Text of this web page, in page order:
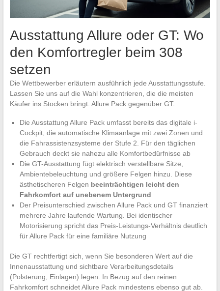
Ausstattung Allure oder GT: Wo
den Komfortregler beim 308
setzen
Die Wettbewerber erläutern ausführlich jede Ausstattungsstufe.
Lassen Sie uns auf die Wahl konzentrieren, die die meisten
Käufer ins Stocken bringt: Allure Pack gegenüber GT.
Die Ausstattung Allure Pack umfasst bereits das digitale i-
Cockpit, die automatische Klimaanlage mit zwei Zonen und
die Fahrassistenzsysteme der Stufe 2. Für den täglichen
Gebrauch deckt sie nahezu alle Komfortbedürfnisse ab
Die GT-Ausstattung fügt elektrisch verstellbare Sitze,
Ambientebeleuchtung und größere Felgen hinzu. Diese
ästhetischeren Felgen beeinträchtigen leicht den
Fahrkomfort auf unebenem Untergrund
Der Preisunterschied zwischen Allure Pack und GT finanziert
mehrere Jahre laufende Wartung. Bei identischer
Motorisierung spricht das Preis-Leistungs-Verhältnis deutlich
für Allure Pack für eine familiäre Nutzung
Die GT rechtfertigt sich, wenn Sie besonderen Wert auf die
Innenausstattung und sichtbare Verarbeitungsdetails
(Polsterung, Einlagen) legen. In Bezug auf den reinen
Fahrkomfort schneidet Allure Pack mindestens ebenso gut ab.